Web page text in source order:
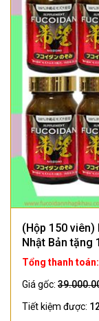
(Hộp 150
Nhật Bản tặng
Tổng thanh
Giá gốc:
Tiết kiệm được: